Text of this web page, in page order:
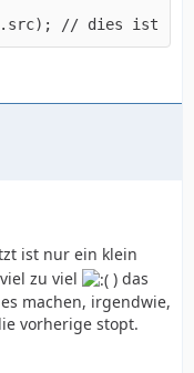
// dies ist
ist nur ein klein
zu viel
) das
machen, irgendwie,
vorherige stopt.